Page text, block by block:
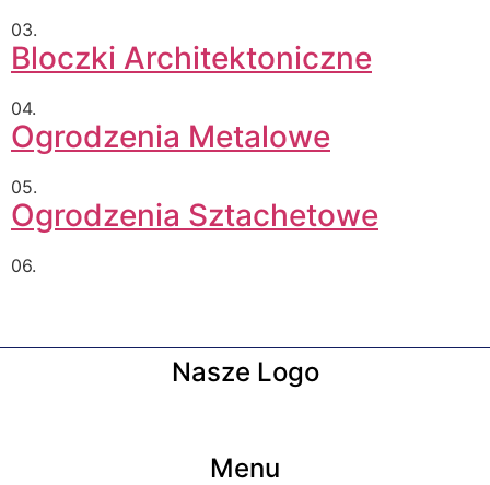
03.
Bloczki Architektoniczne
04.
Ogrodzenia Metalowe
05.
Ogrodzenia Sztachetowe
06.
Nasze Logo
Menu